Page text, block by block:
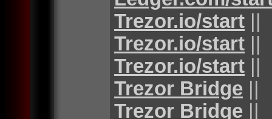
Trezor.io/start ||
Trezor.io/start ||
Trezor.io/start ||
Trezor Bridge ||
Trezor Bridge ||